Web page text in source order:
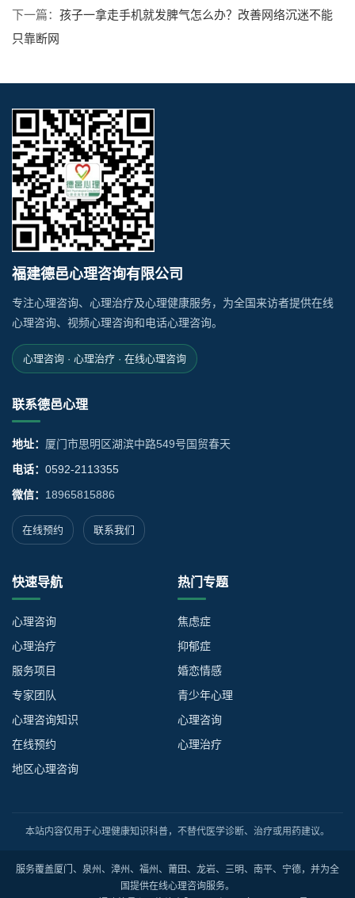
下一篇： 孩子一拿走手机就发脾气怎么办？改善网络沉迷不能
只靠断网
福建德邑心理咨询有限公司
专注心理咨询、心理治疗及心理健康服务，为全国来访者提供在线
心理咨询、视频心理咨询和电话心理咨询。
心理咨询 · 心理治疗 · 在线心理咨询
联系德邑心理
地址： 厦门市思明区湖滨中路549号国贸春天
电话： 0592-2113355
微信： 18965815886
在线预约 联系我们
快速导航
心理咨询
心理治疗
服务项目
专家团队
心理咨询知识
在线预约
地区心理咨询
热门专题
焦虑症
抑郁症
婚恋情感
青少年心理
心理咨询
心理治疗
本站内容仅用于心理健康知识科普，不替代医学诊断、治疗或用药建议。
服务覆盖厦门、泉州、漳州、福州、莆田、龙岩、三明、南平、宁德，并为全
国提供在线心理咨询服务。